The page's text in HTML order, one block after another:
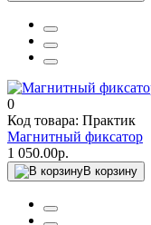
0
Код товара: Практик
Магнитный фиксатор
1 050.00р.
В корзину